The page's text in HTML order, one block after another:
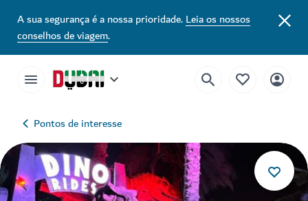
A sua segurança é a nossa prioridade.Leia os nossos
conselhos de viagem.
Pontos de interesse